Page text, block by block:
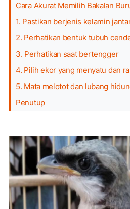
Cara Akurat Memilih Bakalan
1. Pastikan berjenis kelamin
2. Perhatikan bentuk tubuh
3. Perhatikan saat bertengger
4. Pilih ekor yang menyatu dan
5. Mata melotot dan lubang
Penutup